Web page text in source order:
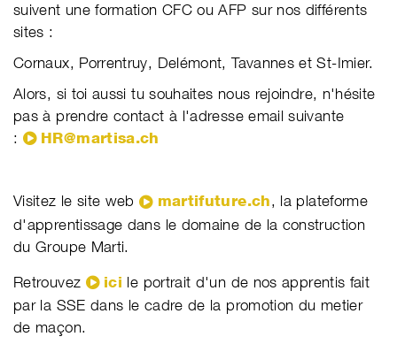
suivent une formation CFC ou AFP sur nos différents
sites :
Cornaux, Porrentruy, Delémont, Tavannes et St-Imier.
Alors, si toi aussi tu souhaites nous rejoindre, n'hésite
pas à prendre contact à l'adresse email suivante
:
HR@martisa.ch
Visitez le site web martifuture.ch, la plateforme
d'apprentissage dans le domaine de la construction
du Groupe Marti.
Retrouvez
ici le portrait d'un de nos apprentis fait
par la SSE dans le cadre de la promotion du metier
de maçon.